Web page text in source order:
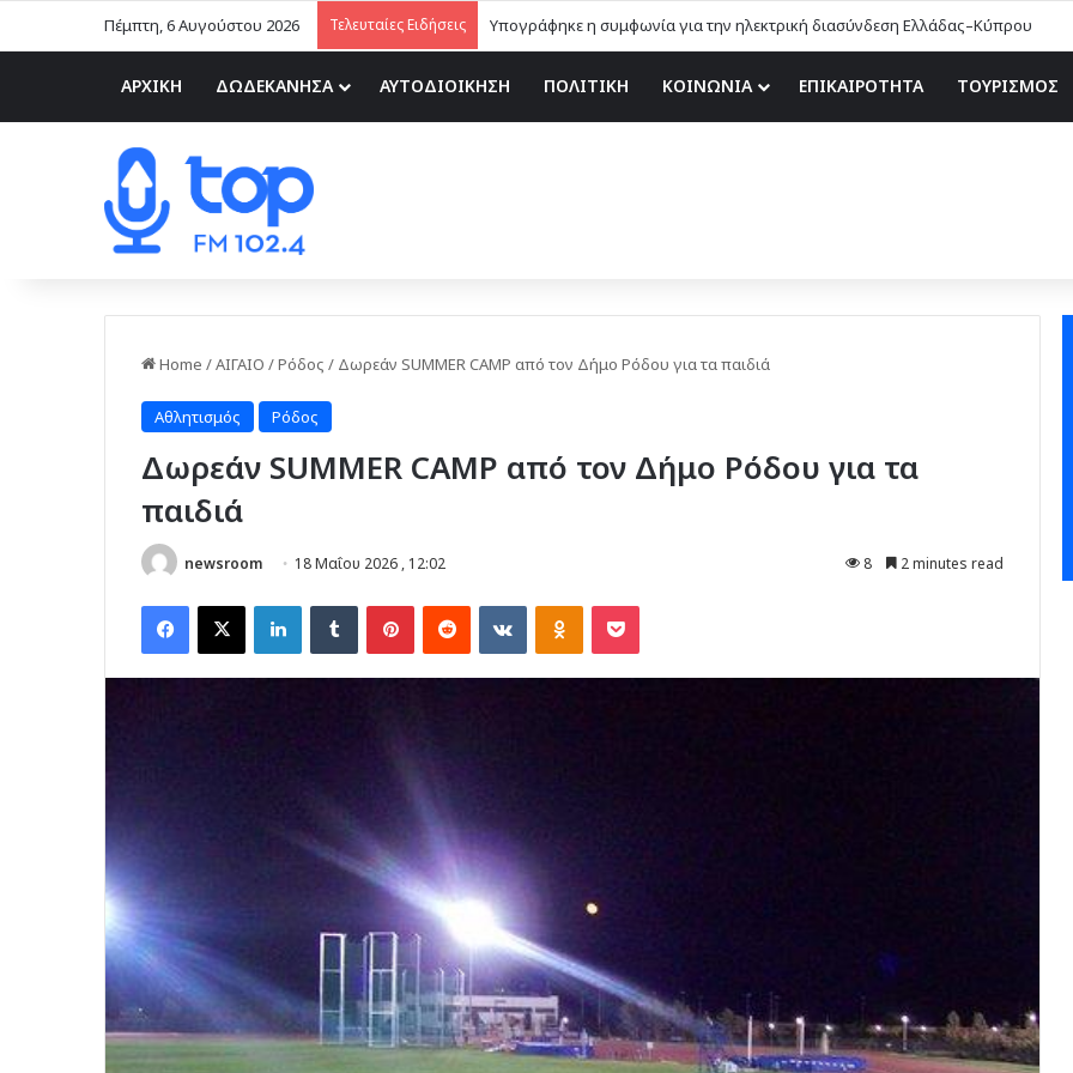
Πέμπτη, 6 Αυγούστου 2026 Τελευταίες Ειδήσεις Υπογράφηκε η συμφωνία για την ηλεκτρική διασύνδεση Ελλάδας–Κύπρου
ΑΡΧΙΚΗ ΔΩΔΕΚΑΝΗΣΑ ΑΥΤΟΔΙΟΙΚΗΣΗ ΠΟΛΙΤΙΚΗ ΚΟΙΝΩΝΙΑ ΕΠΙΚΑΙΡΟΤΗΤΑ ΤΟΥΡΙΣΜΟΣ
Home /ΑΙΓΑΙΟ /Ρόδος / Δωρεάν SUMMER CAMP από τον Δήμο Ρόδου για τα παιδιά
Αθλητισμός Ρόδος
Δωρεάν SUMMER CAMP από τον Δήμο Ρόδου για τα
παιδιά
newsroom 18 Μαΐου 2026 , 12:02 8 2 minutes read
Facebook
X LinkedInTumblr PinterestReddit VKontakteOdnoklassniki
Pocket